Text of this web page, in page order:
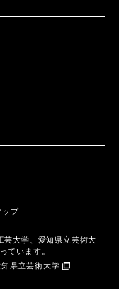
ップ
芸大学、愛知県立芸術大
ています。
知県立芸術大学